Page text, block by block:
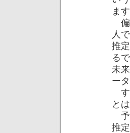
ます
偏
人
推
る
未
ー
す
と
予
推